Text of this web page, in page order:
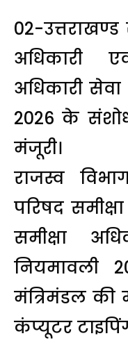
02-उत्तराखण्ड
अधिकारी
अधिकारी
2026 के
मंजूरी।
राजस्व
परिषद
समीक्षा
नियमावली
मंत्रिमंडल की
कंप्यूटर